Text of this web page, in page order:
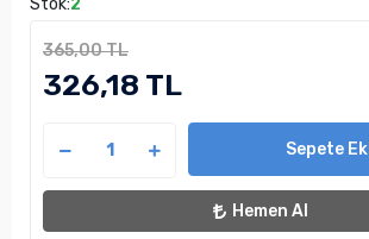
Stok:2
365,00 TL
326,18 TL
Sepete
Hemen Al